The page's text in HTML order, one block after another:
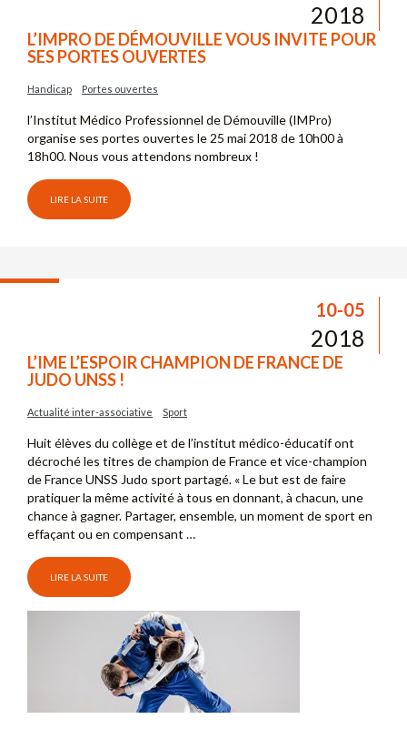
2018
L’IMPRO DE DÉMOUVILLE VOUS INVITE POUR
SES PORTES OUVERTES
Handicap Portes ouvertes
l’Institut Médico Professionnel de Démouville (IMPro)
organise ses portes ouvertes le 25 mai 2018 de 10h00 à
18h00. Nous vous attendons nombreux !
LIRE LA SUITE
10-05
2018
L’IME L’ESPOIR CHAMPION DE FRANCE DE
JUDO UNSS !
Actualité inter-associative Sport
Huit élèves du collège et de l’institut médico-éducatif ont
décroché les titres de champion de France et vice-champion
de France UNSS Judo sport partagé. « Le but est de faire
pratiquer la même activité à tous en donnant, à chacun, une
chance à gagner. Partager, ensemble, un moment de sport en
effaçant ou en compensant …
LIRE LA SUITE